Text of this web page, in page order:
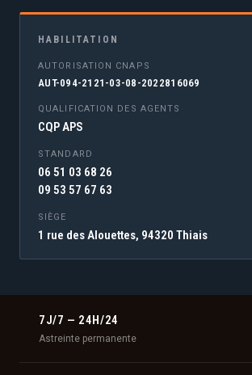
HABILITATION
AUTORISATION CNAPS
AUT-094-2121-03-08-2022816069
QUALIFICATION DES AGENTS
CQP APS
STANDARD
06 51 03 68 26
09 53 57 67 63
SIÈGE
1 rue des Alouettes, 94320 Thiais
7J/7 — 24H/24
Astreinte permanente